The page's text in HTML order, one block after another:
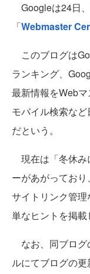
Googleは24日
「Webmaster
このブログは
ランキング、
最新情報をWebマ
モバイル検索な
だという。
現在は「冬休み
ーがあがっており
サイトリンク管
単なヒントを掲載
なお、同ブログ
ルにてブログの